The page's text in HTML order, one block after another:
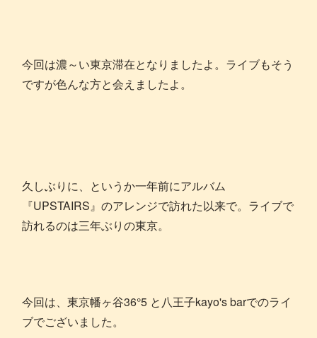
今回は濃～い東京滞在となりましたよ。ライブもそう
ですが色んな方と会えましたよ。
久しぶりに、というか一年前にアルバム
『UPSTAIRS』のアレンジで訪れた以来で。ライブで
訪れるのは三年ぶりの東京。
今回は、東京幡ヶ谷36°5 と八王子kayo's barでのライ
ブでございました。